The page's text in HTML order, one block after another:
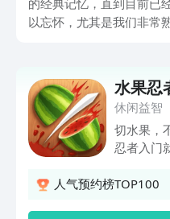
以忘怀，尤其是我们非常
块以及会说话的汤姆猫等
绍。
水果忍
休闲益智
切水果，
忍者入门
高分，或
人气预约榜TOP100